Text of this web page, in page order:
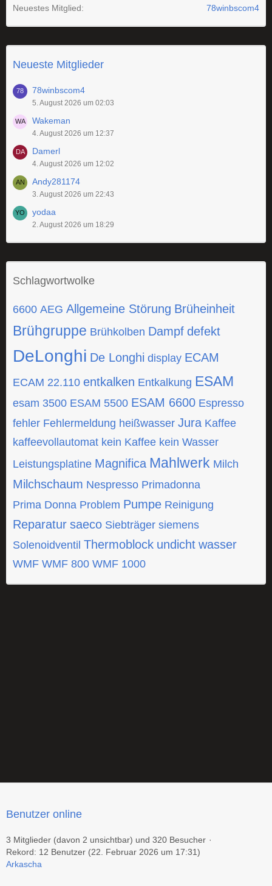
Neuestes Mitglied
78winbscom4
Neueste Mitglieder
78winbscom4
5. August 2026 um 02:03
Wakeman
4. August 2026 um 12:37
Damerl
4. August 2026 um 12:02
Andy281174
3. August 2026 um 22:43
yodaa
2. August 2026 um 18:29
Schlagwortwolke
6600 AEG Allgemeine Störung Brüheinheit
Brühgruppe Brühkolben Dampf defekt
DeLonghi De Longhi display ECAM
ECAM 22.110 entkalken Entkalkung ESAM
esam 3500 ESAM 5500 ESAM 6600 Espresso
fehler Fehlermeldung heißwasser Jura Kaffee
kaffeevollautomat kein Kaffee kein Wasser
Leistungsplatine Magnifica Mahlwerk Milch
Milchschaum Nespresso Primadonna
Prima Donna Problem Pumpe Reinigung
Reparatur saeco Siebträger siemens
Solenoidventil Thermoblock undicht wasser
WMF WMF 800 WMF 1000
Benutzer online
3 Mitglieder (davon 2 unsichtbar) und 320 Besucher
Rekord: 12 Benutzer (22. Februar 2026 um 17:31)
Arkascha